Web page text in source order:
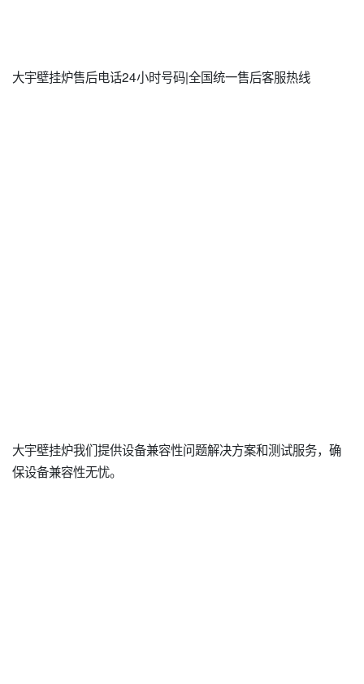
大宇壁挂炉售后电话24小时号码|全国统一售后客服热线
大宇壁挂炉我们提供设备兼容性问题解决方案和测试服务，确
保设备兼容性无忧。